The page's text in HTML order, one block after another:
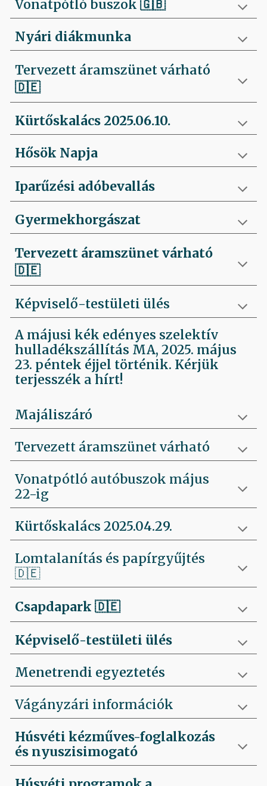
Vonatpótló buszok 🇬🇧
Nyári diákmunka
Tervezett áramszünet várható
🇩🇪
Kürtőskalács 2025.06.10.
Hősök Napja
Iparűzési adóbevallás
Gyermekhorgászat
Tervezett áramszünet várható
🇩🇪
Képviselő-testületi ülés
A májusi kék edényes szelektív
hulladékszállítás MA, 2025. május
23. péntek éjjel történik. Kérjük
terjesszék a hírt!
Majáliszáró
Tervezett áramszünet várható
Vonatpótló autóbuszok május
22-ig
Kürtőskalács 2025.04.29.
Lomtalanítás és papírgyűjtés
🇩🇪
Csapdapark 🇩🇪
Képviselő-testületi ülés
Menetrendi egyeztetés
Vágányzári információk
Húsvéti kézműves-foglalkozás
és nyuszisimogató